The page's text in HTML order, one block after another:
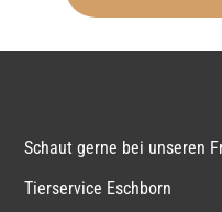
Schaut gerne bei unseren
Tierservice Eschborn